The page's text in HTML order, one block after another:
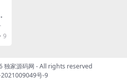
9
独家源码网 - All rights reserved
2021009049号-9